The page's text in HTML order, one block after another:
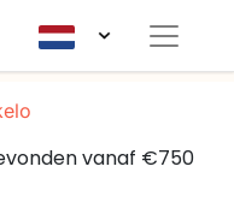
vanaf €750